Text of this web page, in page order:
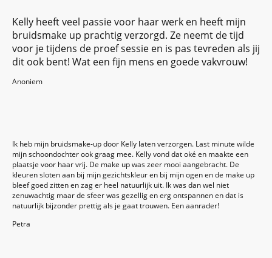
Kelly heeft veel passie voor haar werk en heeft mijn
bruidsmake up prachtig verzorgd. Ze neemt de tijd
voor je tijdens de proef sessie en is pas tevreden als jij
dit ook bent! Wat een fijn mens en goede vakvrouw!
Anoniem
Ik heb mijn bruidsmake-up door Kelly laten verzorgen. Last minute wilde
mijn schoondochter ook graag mee. Kelly vond dat oké en maakte een
plaatsje voor haar vrij. De make up was zeer mooi aangebracht. De
kleuren sloten aan bij mijn gezichtskleur en bij mijn ogen en de make up
bleef goed zitten en zag er heel natuurlijk uit. Ik was dan wel niet
zenuwachtig maar de sfeer was gezellig en erg ontspannen en dat is
natuurlijk bijzonder prettig als je gaat trouwen. Een aanrader!
Petra